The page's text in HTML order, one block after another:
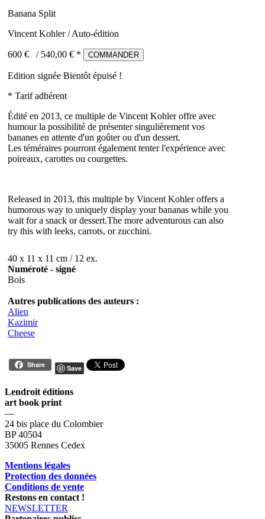
Banana Split
Vincent Kohler / Auto-édition
600 € / 540,00 € * COMMANDER
Edition signée Bientôt épuisé !
* Tarif adhérent
Édité en 2013, ce multiple de Vincent Kohler offre avec
humour la possibilité de présenter singulièrement vos
bananes en attente d'un goûter ou d'un dessert.
Les téméraires pourront également tenter l'expérience avec
poireaux, carottes ou courgettes.
Released in 2013, this multiple by Vincent Kohler offers a
humorous way to uniquely display your bananas while you
wait for a snack or dessert.The more adventurous can also
try this with leeks, carrots, or zucchini.
40 x 11 x 11 cm / 12 ex.
Numéroté - signé
Bois
Autres publications des auteurs :
Alien
Kazimir
Cheese
Share Save
Lendroit éditions
art book print
—
24 bis place du Colombier
BP 40504
35005 Rennes Cedex
Mentions légales
Protection des données
Conditions de vente
Restons en contact !
NEWSLETTER